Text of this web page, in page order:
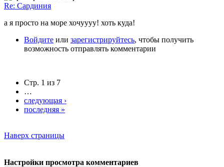
Re: Сардиния
а я просто на море хочуууу! хоть куда!
Войдите или зарегистрируйтесь, чтобы получить
возможность отправлять комментарии
Стр. 1 из 7
…
следующая ›
последняя »
Наверх страницы
Настройки просмотра комментариев